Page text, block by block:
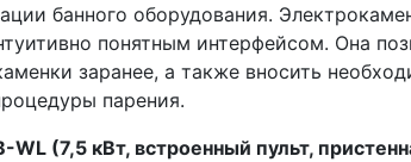
банного оборудования.
понятным интерфейсом. Она
заранее, а также вносить
парения.
WL (7,5 кВт, встроенный пульт,